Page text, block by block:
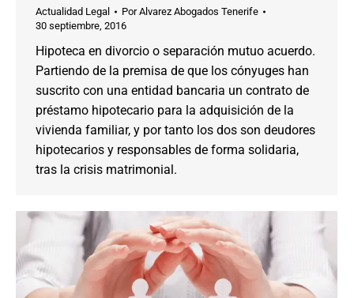
Actualidad Legal PorAlvarez Abogados Tenerife
30 septiembre, 2016
Hipoteca en divorcio o separación mutuo acuerdo.
Partiendo de la premisa de que los cónyuges han
suscrito con una entidad bancaria un contrato de
préstamo hipotecario para la adquisición de la
vivienda familiar, y por tanto los dos son deudores
hipotecarios y responsables de forma solidaria,
tras la crisis matrimonial.